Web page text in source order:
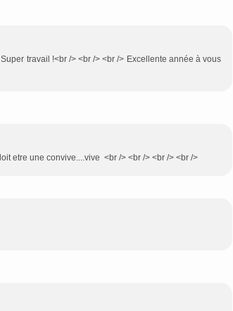
travail !<br /> <br /> <br /> Excellente année à vous
etre une convive....vive <br /> <br /> <br /> <br />